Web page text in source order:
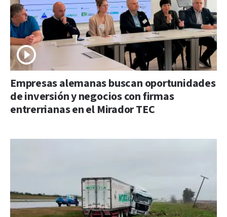
Empresas alemanas buscan oportunidades
de inversión y negocios con firmas
entrerrianas en el Mirador TEC